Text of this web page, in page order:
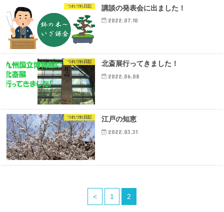
つれづれ日記 講談の発表会に出ました！
2022.07.10
つれづれ日記 北斎展行ってきました！
2022.06.08
つれづれ日記 江戸の知恵
2022.03.31
< 1 2